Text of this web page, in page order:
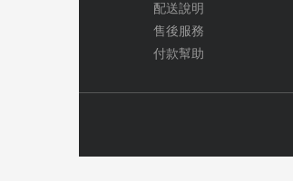
配送說明
售後服務
付款幫助